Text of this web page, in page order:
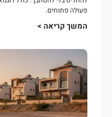
פעולה פתוחים.
המשך קריאה >